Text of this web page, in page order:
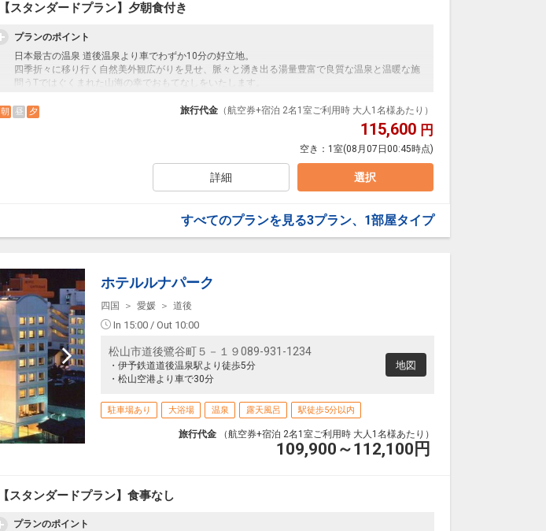
【スタンダードプラン】夕朝食付き
プランのポイント
日本最古の温泉 道後温泉より車でわずか10分の好立地。
四季折々に移り行く自然美外観広がりを見せ、脈々と湧き出る湯量豊富で良質な温泉と温暖な施
問うTではぐくまれた山海の幸でおもてなしをいたします。
【夕食内容】
旬の素材を使い、奥道後きっての名シェフたちが腕によりをかけて品数80種類以上のお料理をお
和洋のメニューをご用意しました。あっさり朝粥といれたてコーヒーが好評です。
・3歳～未就学児のお子様は、施設使用料(+食事代金)として以下のお支払いが現地払いにてかか
ります。
朝 昼 夕 旅行代金 （航空券+宿泊 2名1室ご利用時 大人1名様あたり）
115,600 円
空き： 1室(08月07日00:45時点)
詳細 選択
すべてのプランを見る3プラン、1部屋タイプ
ホテルルナパーク
四国 愛媛 道後
In 15:00 / Out 10:00
松山市道後鷺谷町５－１９089-931-1234
・伊予鉄道道後温泉駅より徒歩5分
・松山空港より車で30分
地図
駐車場あり 大浴場 温泉 露天風呂 駅徒歩5分以内
旅行代金 （航空券+宿泊 2名1室ご利用時 大人1名様あたり）
109,900～112,100 円
【スタンダードプラン】食事なし
プランのポイント